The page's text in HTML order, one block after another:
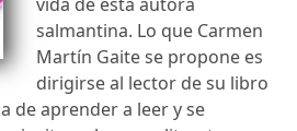
salmantina. Lo que Carmen
Martín Gaite se propone es
dirigirse al lector de su libro
de aprender a leer y se